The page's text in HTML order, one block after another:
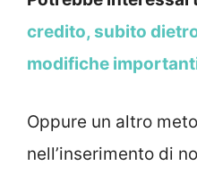
credito, subito
modifiche
Oppure un altro
nell’inserimento di